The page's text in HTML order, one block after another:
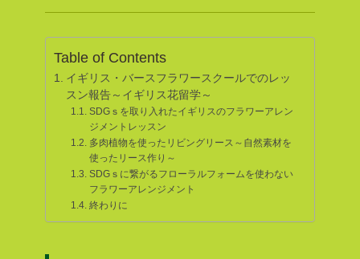
Table of Contents
イギリス・バースフラワースクールでのレッ
スン報告～イギリス花留学～
SDGｓを取り入れたイギリスのフラワーアレン
ジメントレッスン
多肉植物を使ったリビングリース～自然素材を
使ったリース作り～
SDGｓに繋がるフローラルフォームを使わない
フラワーアレンジメント
終わりに